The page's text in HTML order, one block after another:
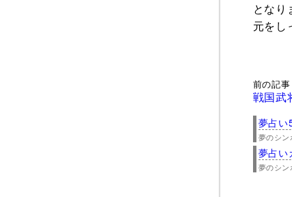
となり
元をし
前の記事
戦国武
夢占い
夢のシ
夢占い
夢のシ